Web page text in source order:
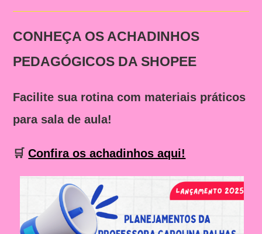
CONHEÇA OS ACHADINHOS
PEDAGÓGICOS DA SHOPEE
Facilite sua rotina com materiais práticos
para sala de aula!
🛒Confira os achadinhos aqui!